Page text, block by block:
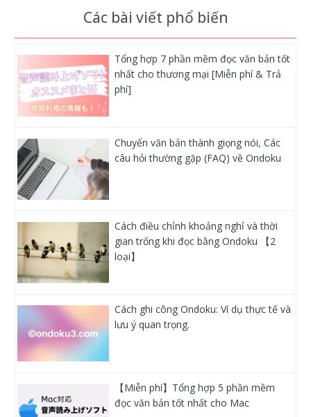
Các bài viết phổ biến
Tổng hợp 7 phần mềm đọc văn bản tốt
nhất cho thương mại [Miễn phí & Trả
phí]
Chuyển văn bản thành giọng nói, Các
câu hỏi thường gặp (FAQ) về Ondoku
Cách điều chỉnh khoảng nghỉ và thời
gian trống khi đọc bằng Ondoku 【2
loại】
Cách ghi công Ondoku: Ví dụ thực tế và
lưu ý quan trọng.
【Miễn phí】Tổng hợp 5 phần mềm
đọc văn bản tốt nhất cho Mac